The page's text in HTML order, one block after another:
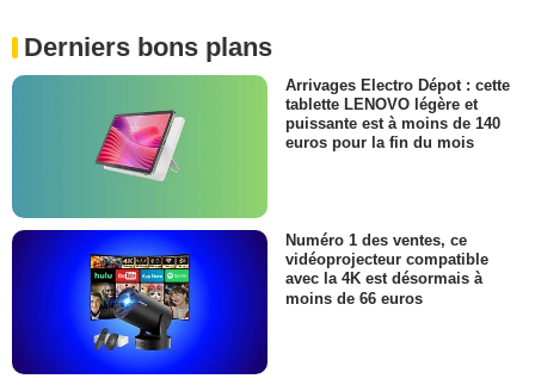
Derniers bons plans
Arrivages Electro Dépot : cette
tablette LENOVO légère et
puissante est à moins de 140
euros pour la fin du mois
Numéro 1 des ventes, ce
vidéoprojecteur compatible
avec la 4K est désormais à
moins de 66 euros